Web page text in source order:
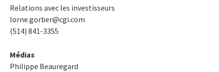
Relations avec les investisseurs
lorne.gorber@cgi.com
(514) 841-3355
Médias
Philippe Beauregard